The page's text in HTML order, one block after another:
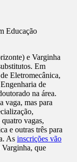
e Varginha
Em
Eletromecânica,
de
na área.
vaga, mas para
vagas,
e outras três para
As inscrições vão
Varginha, que